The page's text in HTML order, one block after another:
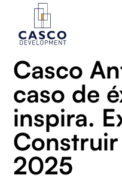
Casco
caso de
inspira.
2025